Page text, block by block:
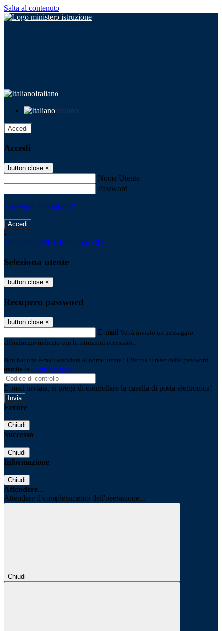
Salta al contenuto
Italiano
Italiano
Accedi
Accedi
button close ×
Nome Utente
Password
Password dimenticata?
-
Entra con SPID Entra con CIE
Seleziona utente
button close ×
Recupero password
button close ×
E-mail Verrà inviato un messaggio
all'indirizzo indicato con le istruzioni necessarie.
Non hai una e-mail associata al nome utente? Effettua il reset della password
tramite la Login Spaggiari
E-mail inviata, si prega di controllare la casella di posta elettronica!
Errore
Chiudi
Successo
Chiudi
Informazione
Chiudi
Attendere...
Attendere il completamento dell'operazione...
Chiudi